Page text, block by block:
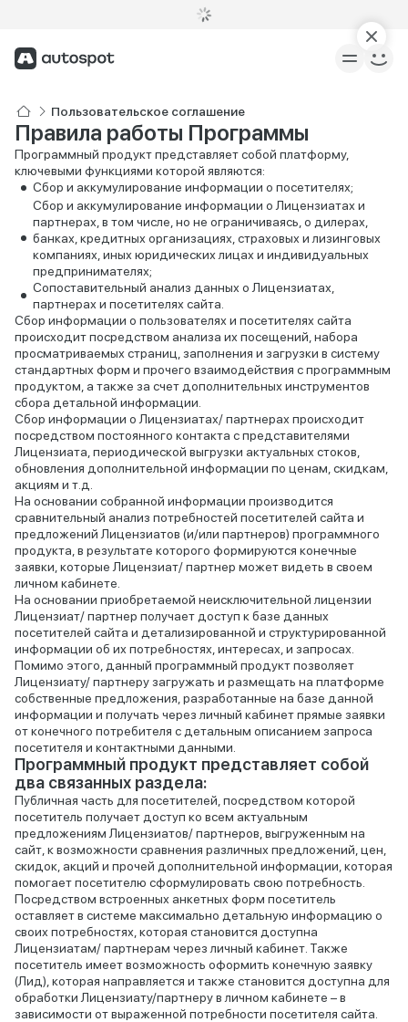
Пользовательское соглашение
Правила работы Программы
Программный продукт представляет собой платформу,
ключевыми функциями которой являются:
Сбор и аккумулирование информации о посетителях;
Сбор и аккумулирование информации о Лицензиатах и
партнерах, в том числе, но не ограничиваясь, о дилерах,
банках, кредитных организациях, страховых и лизинговых
компаниях, иных юридических лицах и индивидуальных
предпринимателях;
Сопоставительный анализ данных о Лицензиатах,
партнерах и посетителях сайта.
Сбор информации о пользователях и посетителях сайта
происходит посредством анализа их посещений, набора
просматриваемых страниц, заполнения и загрузки в систему
стандартных форм и прочего взаимодействия с программным
продуктом, а также за счет дополнительных инструментов
сбора детальной информации.
Сбор информации о Лицензиатах/ партнерах происходит
посредством постоянного контакта с представителями
Лицензиата, периодической выгрузки актуальных стоков,
обновления дополнительной информации по ценам, скидкам,
акциям и т.д.
На основании собранной информации производится
сравнительный анализ потребностей посетителей сайта и
предложений Лицензиатов (и/или партнеров) программного
продукта, в результате которого формируются конечные
заявки, которые Лицензиат/ партнер может видеть в своем
личном кабинете.
На основании приобретаемой неисключительной лицензии
Лицензиат/ партнер получает доступ к базе данных
посетителей сайта и детализированной и структурированной
информации об их потребностях, интересах, и запросах.
Помимо этого, данный программный продукт позволяет
Лицензиату/ партнеру загружать и размещать на платформе
собственные предложения, разработанные на базе данной
информации и получать через личный кабинет прямые заявки
от конечного потребителя с детальным описанием запроса
посетителя и контактными данными.
Программный продукт представляет собой
два связанных раздела:
Публичная часть для посетителей, посредством которой
посетитель получает доступ ко всем актуальным
предложениям Лицензиатов/ партнеров, выгруженным на
сайт, к возможности сравнения различных предложений, цен,
скидок, акций и прочей дополнительной информации, которая
помогает посетителю сформулировать свою потребность.
Посредством встроенных анкетных форм посетитель
оставляет в системе максимально детальную информацию о
своих потребностях, которая становится доступна
Лицензиатам/ партнерам через личный кабинет. Также
посетитель имеет возможность оформить конечную заявку
(Лид), которая направляется и также становится доступна для
обработки Лицензиату/партнеру в личном кабинете – в
зависимости от выраженной потребности посетителя сайта.